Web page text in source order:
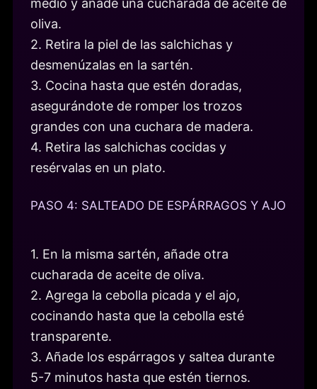
medio y añade una cucharada de aceite de
oliva.
2. Retira la piel de las salchichas y
desmenúzalas en la sartén.
3. Cocina hasta que estén doradas,
asegurándote de romper los trozos
grandes con una cuchara de madera.
4. Retira las salchichas cocidas y
resérvalas en un plato.
PASO 4: SALTEADO DE ESPÁRRAGOS Y AJO
1. En la misma sartén, añade otra
cucharada de aceite de oliva.
2. Agrega la cebolla picada y el ajo,
cocinando hasta que la cebolla esté
transparente.
3. Añade los espárragos y saltea durante
5-7 minutos hasta que estén tiernos.